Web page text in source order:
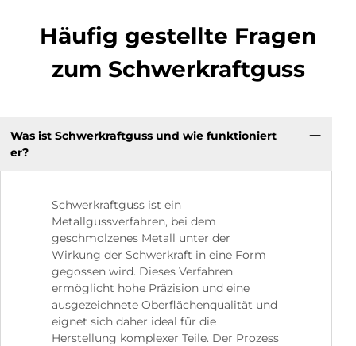
Häufig gestellte Fragen
zum Schwerkraftguss
Was ist Schwerkraftguss und wie funktioniert
er?
Schwerkraftguss ist ein
Metallgussverfahren, bei dem
geschmolzenes Metall unter der
Wirkung der Schwerkraft in eine Form
gegossen wird. Dieses Verfahren
ermöglicht hohe Präzision und eine
ausgezeichnete Oberflächenqualität und
eignet sich daher ideal für die
Herstellung komplexer Teile. Der Prozess